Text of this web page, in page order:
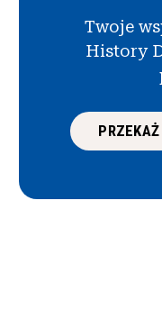
Twoje
History